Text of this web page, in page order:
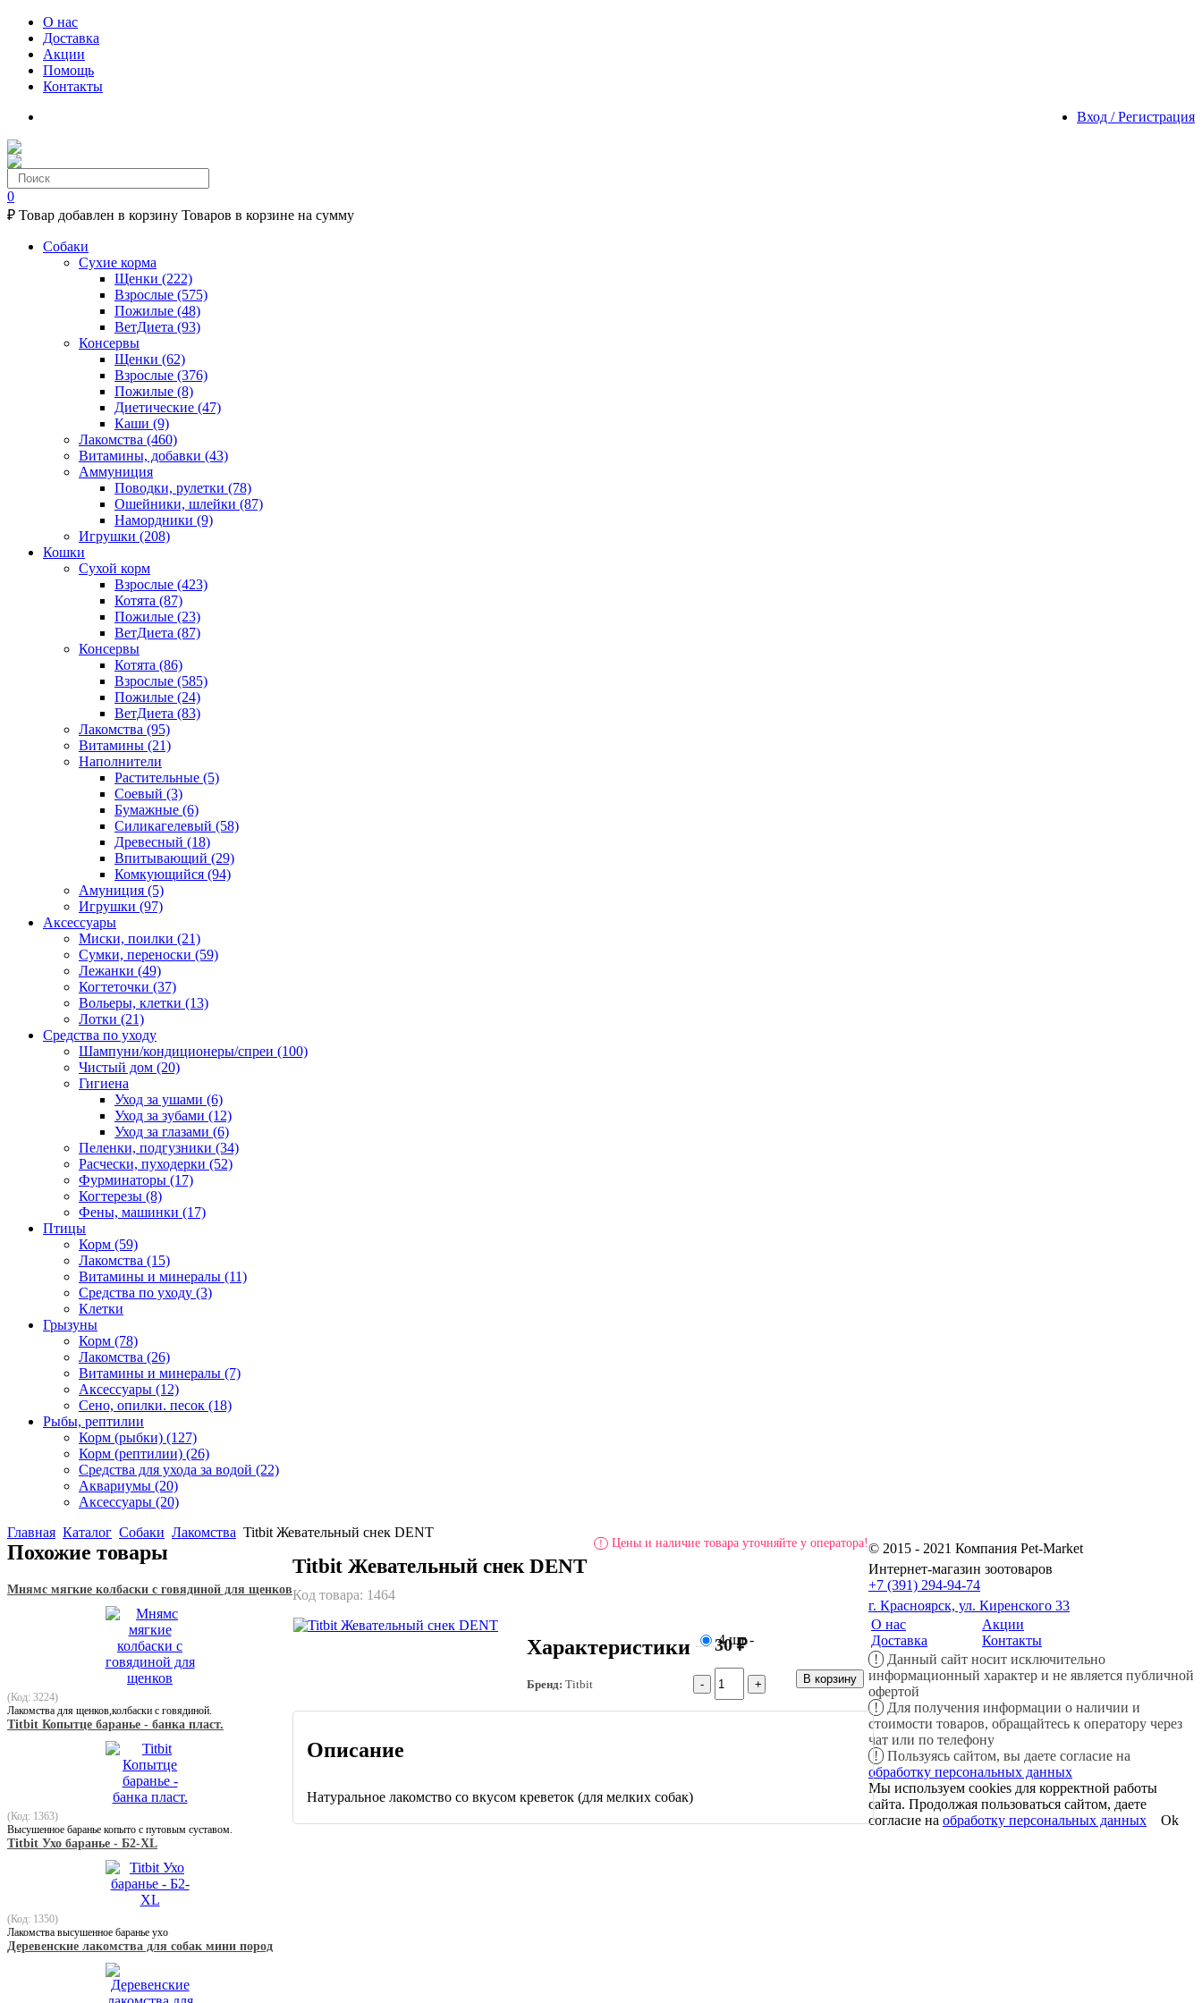
О нас
Доставка
Акции
Помощь
Контакты
Вход / Регистрация
0
₽ Товар добавлен в корзину Товаров в корзине на сумму
Собаки
Сухие корма
Щенки (222)
Взрослые (575)
Пожилые (48)
ВетДиета (93)
Консервы
Щенки (62)
Взрослые (376)
Пожилые (8)
Диетические (47)
Каши (9)
Лакомства (460)
Витамины, добавки (43)
Аммуниция
Поводки, рулетки (78)
Ошейники, шлейки (87)
Намордники (9)
Игрушки (208)
Кошки
Сухой корм
Взрослые (423)
Котята (87)
Пожилые (23)
ВетДиета (87)
Консервы
Котята (86)
Взрослые (585)
Пожилые (24)
ВетДиета (83)
Лакомства (95)
Витамины (21)
Наполнители
Растительные (5)
Соевый (3)
Бумажные (6)
Силикагелевый (58)
Древесный (18)
Впитывающий (29)
Комкующийся (94)
Амуниция (5)
Игрушки (97)
Аксессуары
Миски, поилки (21)
Сумки, переноски (59)
Лежанки (49)
Когтеточки (37)
Вольеры, клетки (13)
Лотки (21)
Средства по уходу
Шампуни/кондиционеры/спреи (100)
Чистый дом (20)
Гигиена
Уход за ушами (6)
Уход за зубами (12)
Уход за глазами (6)
Пеленки, подгузники (34)
Расчески, пуходерки (52)
Фурминаторы (17)
Когтерезы (8)
Фены, машинки (17)
Птицы
Корм (59)
Лакомства (15)
Витамины и минералы (11)
Средства по уходу (3)
Клетки
Грызуны
Корм (78)
Лакомства (26)
Витамины и минералы (7)
Аксессуары (12)
Сено, опилки. песок (18)
Рыбы, рептилии
Корм (рыбки) (127)
Корм (рептилии) (26)
Средства для ухода за водой (22)
Аквариумы (20)
Аксессуары (20)
Главная Каталог Собаки Лакомства Titbit Жевательный снек DENT
Похожие товары
Мнямс мягкие колбаски с говядиной для щенков
(Код: 3224)
Лакомства для щенков,колбаски с говядиной.
Titbit Копытце баранье - банка пласт.
(Код: 1363)
Высушенное баранье копыто с путовым суставом.
Titbit Ухо баранье - Б2-ХL
(Код: 1350)
Лакомства высушенное баранье ухо
Деревенские лакомства для собак мини пород
! Цены и наличие товара уточняйте у оператора!
Titbit Жевательный снек DENT
Код товара: 1464
Характеристики
Бренд: Titbit
4 шт-
30 ₽
Описание
Натуральное лакомство со вкусом креветок (для мелких собак)
© 2015 - 2021 Компания Pet-Market
Интернет-магазин зоотоваров
+7 (391) 294-94-74
г. Красноярск, ул. Киренского 33
О нас
Доставка
Акции
Контакты
!
Данный сайт носит исключительно
информационный характер и не является публичной
офертой
!
Для получения информации о наличии и
стоимости товаров, обращайтесь к оператору через
чат или по телефону
!
Пользуясь сайтом, вы даете согласие на
обработку персональных данных
Мы используем cookies для корректной работы
сайта. Продолжая пользоваться сайтом, даете
согласие на обработку персональных данных Ok